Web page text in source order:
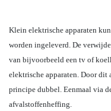
Klein elektrische apparaten
worden ingeleverd. De
van bijvoorbeeld een tv of
elektrische apparaten. Door dit
principe dubbel. Eenmaal via
afvalstoffenheffing.